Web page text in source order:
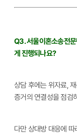
Q3. 서울이혼소송전문
게 진행되나요?
상담 후에는 위자료,
증거의 연결성을 점검
다만 상대방 대응에 따